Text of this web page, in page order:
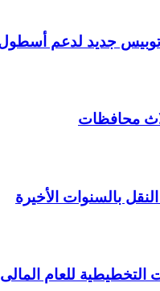
محافظات
بالسنوات الأخيرة
للعام المالى ٢٠٢١ / ٢٠٢٢ م